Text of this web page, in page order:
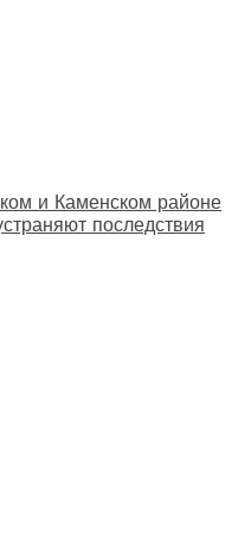
и Каменском районе
последствия